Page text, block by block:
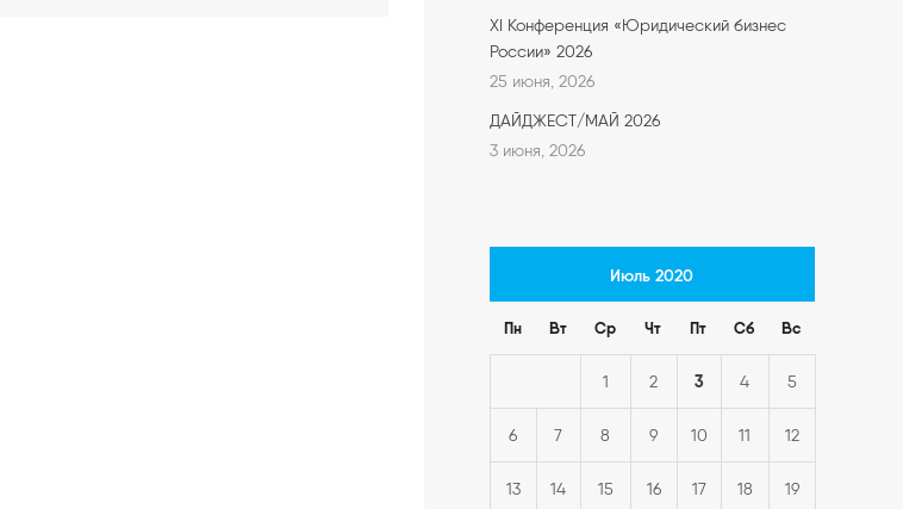
XI Конференция «Юридический бизнес
России» 2026
25 июня, 2026
ДАЙДЖЕСТ/МАЙ 2026
3 июня, 2026
Июль 2020
Пн Вт Ср Чт Пт Сб Вс
1 2 3 4 5
6 7 8 9 10 11 12
13 14 15 16 17 18 19